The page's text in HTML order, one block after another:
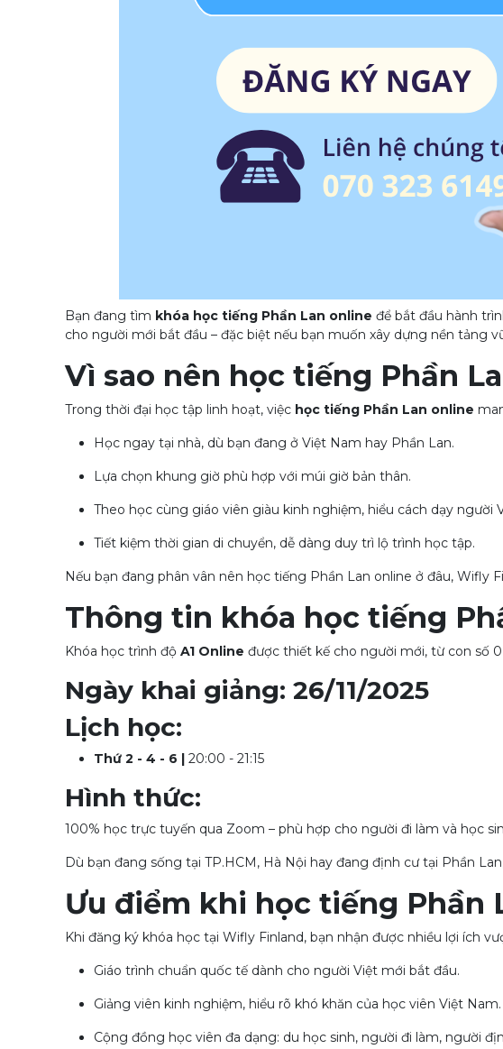
Bạn đang tìm khóa học tiếng Phần Lan online để bắt đầu hành
cho người mới bắt đầu – đặc biệt nếu bạn muốn xây dựng nền tảng
Vì sao nên học tiếng Phần
Trong thời đại học tập linh hoạt, việc học tiếng Phần Lan online
Học ngay tại nhà, dù bạn đang ở Việt Nam hay Phần Lan.
Lựa chọn khung giờ phù hợp với múi giờ bản thân.
Theo học cùng giáo viên giàu kinh nghiệm, hiểu cách dạy người
Tiết kiệm thời gian di chuyển, dễ dàng duy trì lộ trình học tập.
Nếu bạn đang phân vân nên học tiếng Phần Lan online ở đâu,
Thông tin khóa học tiếng
Khóa học trình độ A1 Online được thiết kế cho người mới, từ con số
Ngày khai giảng: 26/11/2025
Lịch học:
Thứ 2 - 4 - 6 | 20:00 - 21:15
Hình thức:
100% học trực tuyến qua Zoom – phù hợp cho người đi làm và học
Dù bạn đang sống tại TP.HCM, Hà Nội hay đang định cư tại Phần
Ưu điểm khi học tiếng Phần
Khi đăng ký khóa học tại Wifly Finland, bạn nhận được nhiều lợi ích
Giáo trình chuẩn quốc tế dành cho người Việt mới bắt đầu.
Giảng viên kinh nghiệm, hiểu rõ khó khăn của học viên Việt Nam.
Cộng đồng học viên đa dạng: du học sinh, người đi làm, người